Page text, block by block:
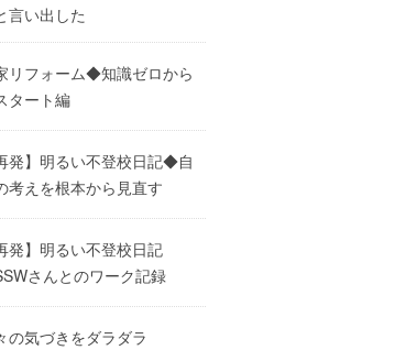
言い出した
リフォーム◆知識ゼロから
タート編
発】明るい不登校日記◆自
考えを根本から見直す
発】明るい不登校日記
さんとのワーク記録
の気づきをダラダラ